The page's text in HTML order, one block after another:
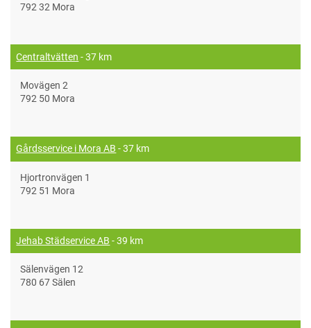
792 32 Mora
Centraltvätten - 37 km
Movägen 2
792 50 Mora
Gårdsservice i Mora AB - 37 km
Hjortronvägen 1
792 51 Mora
Jehab Städservice AB - 39 km
Sälenvägen 12
780 67 Sälen